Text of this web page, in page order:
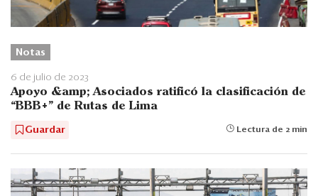
Notas
6 de julio de 2023
Apoyo &amp; Asociados ratificó la clasificación de
“BBB+” de Rutas de Lima
Guardar Lectura de 2 min